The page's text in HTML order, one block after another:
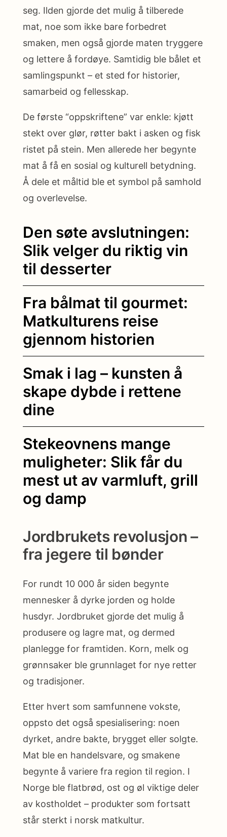
seg. Ilden gjorde det mulig å tilberede
mat, noe som ikke bare forbedret
smaken, men også gjorde maten tryggere
og lettere å fordøye. Samtidig ble bålet et
samlingspunkt – et sted for historier,
samarbeid og fellesskap.
De første “oppskriftene” var enkle: kjøtt
stekt over glør, røtter bakt i asken og fisk
ristet på stein. Men allerede her begynte
mat å få en sosial og kulturell betydning.
Å dele et måltid ble et symbol på samhold
og overlevelse.
Den søte avslutningen:
Slik velger du riktig vin
til desserter
Fra bålmat til gourmet:
Matkulturens reise
gjennom historien
Smak i lag – kunsten å
skape dybde i rettene
dine
Stekeovnens mange
muligheter: Slik får du
mest ut av varmluft, grill
og damp
Jordbrukets revolusjon –
fra jegere til bønder
For rundt 10 000 år siden begynte
mennesker å dyrke jorden og holde
husdyr. Jordbruket gjorde det mulig å
produsere og lagre mat, og dermed
planlegge for framtiden. Korn, melk og
grønnsaker ble grunnlaget for nye retter
og tradisjoner.
Etter hvert som samfunnene vokste,
oppsto det også spesialisering: noen
dyrket, andre bakte, brygget eller solgte.
Mat ble en handelsvare, og smakene
begynte å variere fra region til region. I
Norge ble flatbrød, ost og øl viktige deler
av kostholdet – produkter som fortsatt
står sterkt i norsk matkultur.